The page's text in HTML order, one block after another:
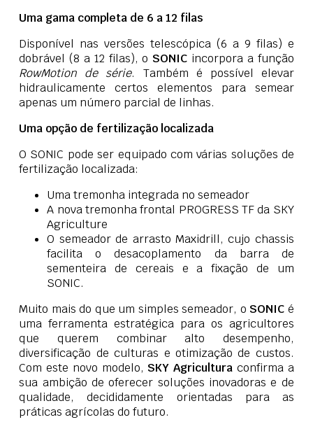
Uma gama completa de 6 a 12 filas
Disponível nas versões telescópica (6 a 9 filas) e
dobrável (8 a 12 filas), o SONIC incorpora a função
RowMotion de série. Também é possível elevar
hidraulicamente certos elementos para semear
apenas um número parcial de linhas.
Uma opção de fertilização localizada
O SONIC pode ser equipado com várias soluções de
fertilização localizada:
Uma tremonha integrada no semeador
A nova tremonha frontal PROGRESS TF da SKY
Agriculture
O semeador de arrasto Maxidrill, cujo chassis
facilita o desacoplamento da barra de
sementeira de cereais e a fixação de um
SONIC.
Muito mais do que um simples semeador, o SONIC é
uma ferramenta estratégica para os agricultores
que querem combinar alto desempenho,
diversificação de culturas e otimização de custos.
Com este novo modelo, SKY Agricultura confirma a
sua ambição de oferecer soluções inovadoras e de
qualidade, decididamente orientadas para as
práticas agrícolas do futuro.